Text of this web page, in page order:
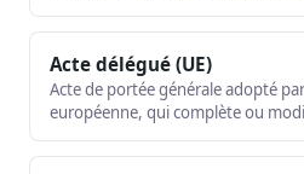
clients.
Acte délégué (UE)
Acte de portée générale adopté
européenne, qui complète ou
co-législateurs.